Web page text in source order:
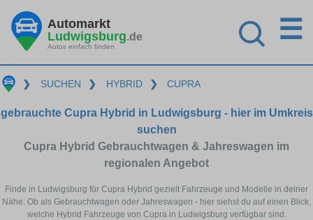
Automarkt
Ludwigsburg.de
Autos einfach finden
☰
❯ SUCHEN ❯ HYBRID ❯ CUPRA
gebrauchte Cupra Hybrid in Ludwigsburg - hier im Umkreis
suchen
Cupra Hybrid Gebrauchtwagen & Jahreswagen im
regionalen Angebot
Finde in Ludwigsburg für Cupra Hybrid gezielt Fahrzeuge und Modelle in deiner
Nähe. Ob als Gebrauchtwagen oder Jahreswagen - hier siehst du auf einen Blick,
welche Hybrid Fahrzeuge von Cupra in Ludwigsburg verfügbar sind.